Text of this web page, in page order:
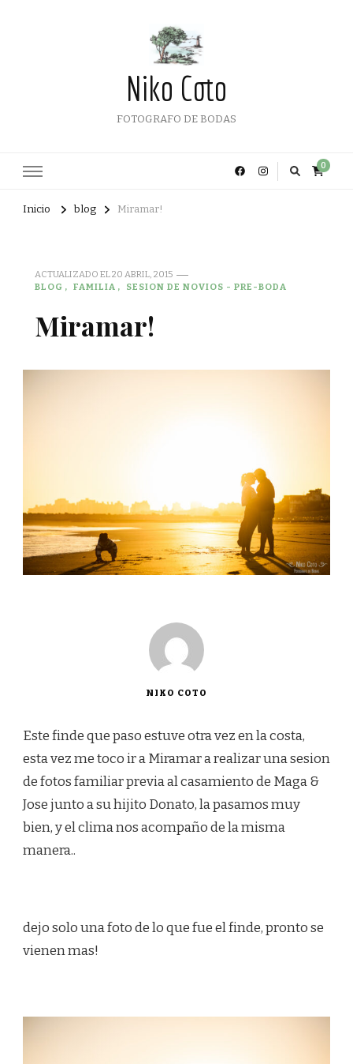
Niko Coto
FOTOGRAFO DE BODAS
0
Inicio blog Miramar!
ACTUALIZADO EL20 ABRIL, 2015
BLOG
FAMILIA SESION DE NOVIOS - PRE-BODA
Miramar!
NIKO COTO
Este finde que paso estuve otra vez en la costa,
esta vez me toco ir a Miramar a realizar una sesion
de fotos familiar previa al casamiento de Maga &
Jose junto a su hijito Donato, la pasamos muy
bien, y el clima nos acompaño de la misma
manera..
dejo solo una foto de lo que fue el finde, pronto se
vienen mas!